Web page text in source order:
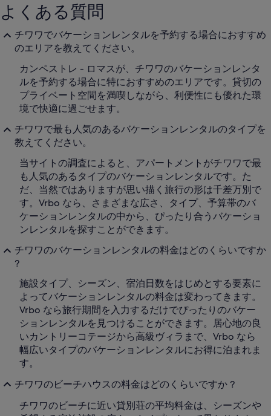
よくある質問
チワワでバケーションレンタルを予約する場合におすすめ
のエリアを教えてください。
カンペストレ - ロマスが、チワワのバケーションレンタ
ルを予約する場合に特におすすめのエリアです。貸切の
プライベート空間を満喫しながら、利便性にも優れた環
境で快適に過ごせます。
チワワで最も人気のあるバケーションレンタルのタイプを
教えてください。
当サイトの調査によると、アパートメントがチワワで最
も人気のあるタイプのバケーションレンタルです。た
だ、当然ではありますが思い描く旅行の形は千差万別で
す。Vrbo なら、さまざまな広さ、タイプ、予算帯のバ
ケーションレンタルの中から、ぴったり合うバケーショ
ンレンタルを探すことができます。
チワワのバケーションレンタルの料金はどのくらいですか
?
施設タイプ、シーズン、宿泊日数をはじめとする要素に
よってバケーションレンタルの料金は変わってきます。
Vrbo なら旅行期間を入力するだけでぴったりのバケー
ションレンタルを見つけることができます。居心地の良
いカントリーコテージから高級ヴィラまで、Vrbo なら
幅広いタイプのバケーションレンタルにお得に泊まれま
す。
チワワのビーチハウスの料金はどのくらいですか ?
チワワのビーチに近い貸別荘の平均料金は、シーズンや